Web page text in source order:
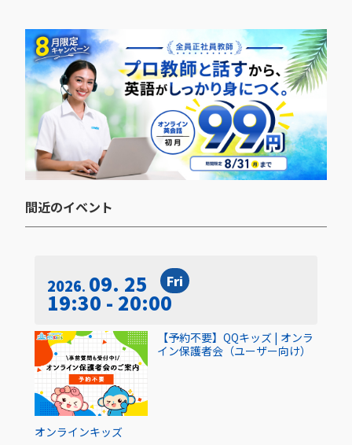
間近のイベント​
2026 09. 25 Fri
19:30 - 20:00
オンラインキッズ
【予約不要】QQキッズ | オンラ
イン保護者会（ユーザー向け）